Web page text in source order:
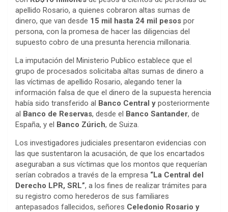
apellido Rosario, a quienes cobraron altas sumas de
dinero, que van desde 15 mil hasta 24 mil pesos por
persona, con la promesa de hacer las diligencias del
supuesto cobro de una presunta herencia millonaria.
La imputación del Ministerio Publico establece que el
grupo de procesados solicitaba altas sumas de dinero a
las víctimas de apellido Rosario, alegando tener la
información falsa de que el dinero de la supuesta herencia
había sido transferido al Banco Central y posteriormente
al Banco de Reservas, desde el Banco Santander, de
España, y el Banco Zúrich, de Suiza.
Los investigadores judiciales presentaron evidencias con
las que sustentaron la acusación, de que los encartados
aseguraban a sus víctimas que los montos que requerían
serían cobrados a través de la empresa “La Central del
Derecho LPR, SRL”, a los fines de realizar trámites para
su registro como herederos de sus familiares
antepasados fallecidos, señores Celedonio Rosario y